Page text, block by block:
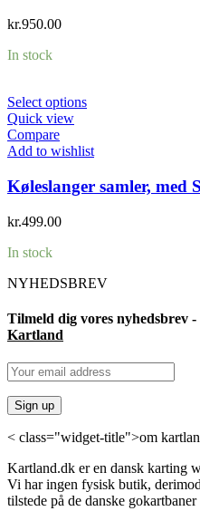
kr.950.00
In stock
Select options
Quick view
Compare
Add to wishlist
Køleslanger samler, med
kr.499.00
In stock
NYHEDSBREV
Tilmeld dig vores nyhedsbrev
Kartland
< class="widget-title">om
Kartland.dk er en dansk karting
Vi har ingen fysisk butik,
tilstede på de danske